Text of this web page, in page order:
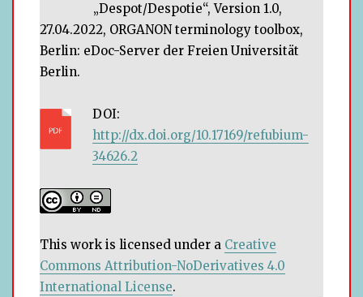
„Despot/Despotie“, Version 1.0,
27.04.2022, ORGANON ter­mi­no­logy tool­box,
Berlin: eDoc-Server der Freien Universität
Berlin.
DOI:
http://dx.doi.org/10.17169/refubium-
34626.2
This work is licen­sed under a Creative
Commons Attribution-NoDerivatives 4.0
International License.